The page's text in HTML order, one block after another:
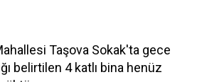
Taşova Sokak'ta gece
belirtilen 4 katlı bina henüz